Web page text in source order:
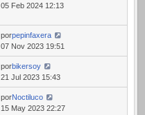
05 Feb 2024 12:13
porpepinfaxera
07 Nov 2023 19:51
porbikersoy
21 Jul 2023 15:43
porNoctiluco
15 May 2023 22:27